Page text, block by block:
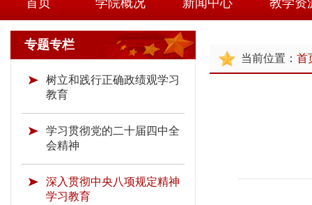
首页 学院概况
学院简介
现任领导
组织机构
新闻中心
通知公告
教学资
师资队
专题专栏
树立和践行正确政绩观学习
教育
学习贯彻党的二十届四中全
会精神
深入贯彻中央八项规定精神
学习教育
当前位置： 首